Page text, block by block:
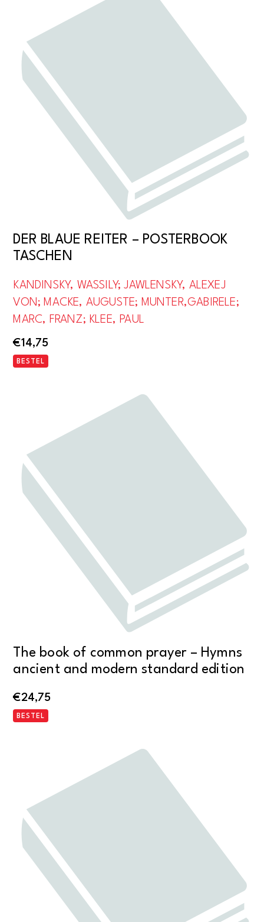
DER BLAUE REITER – POSTERBOOK
TASCHEN
KANDINSKY, WASSILY; JAWLENSKY, ALEXEJ
VON; MACKE, AUGUSTE; MUNTER,GABIRELE;
MARC, FRANZ; KLEE, PAUL
€14,75
BESTEL
The book of common prayer – Hymns
ancient and modern standard edition
€24,75
BESTEL